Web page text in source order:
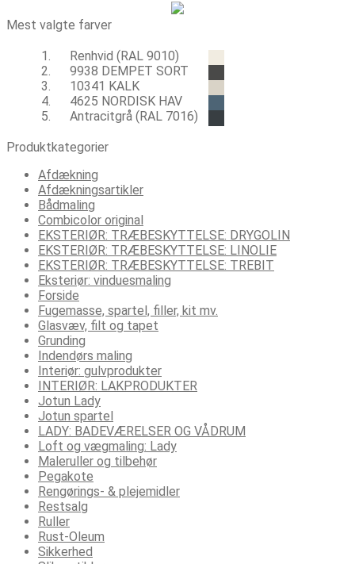
Mest valgte farver
Renhvid (RAL 9010)
9938 DEMPET SORT
10341 KALK
4625 NORDISK HAV
Antracitgrå (RAL 7016)
Produktkategorier
Afdækning
Afdækningsartikler
Bådmaling
Combicolor original
EKSTERIØR: TRÆBESKYTTELSE: DRYGOLIN
EKSTERIØR: TRÆBESKYTTELSE: LINOLIE
EKSTERIØR: TRÆBESKYTTELSE: TREBIT
Eksteriør: vinduesmaling
Forside
Fugemasse, spartel, filler, kit mv.
Glasvæv, filt og tapet
Grunding
Indendørs maling
Interiør: gulvprodukter
INTERIØR: LAKPRODUKTER
Jotun Lady
Jotun spartel
LADY: BADEVÆRELSER OG VÅDRUM
Loft og vægmaling: Lady
Maleruller og tilbehør
Pegakote
Rengørings- & plejemidler
Restsalg
Ruller
Rust-Oleum
Sikkerhed